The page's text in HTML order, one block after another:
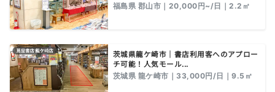
福島県 郡山市｜20,000円~/日｜2.2㎡
茨城県龍ケ崎市｜書店利用客へのアプロー
チ可能！人気モール...
茨城県 龍ケ崎市｜33,000円/日｜9.5㎡